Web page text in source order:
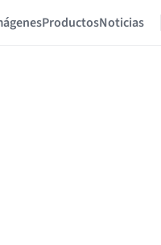
ProductosNoticias